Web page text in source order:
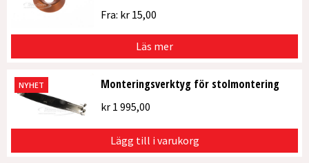
Fra: kr15,00
Läs mer
NYHET Monteringsverktyg för stolmontering
kr1 995,00
Lägg till i varukorg